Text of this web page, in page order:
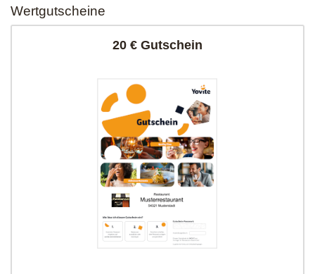
Wertgutscheine
20 € Gutschein